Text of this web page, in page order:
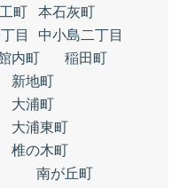
町
本石灰町
目
中小島二丁目
内町
稲田町
新地町
大浦町
大浦東町
椎の木町
南が丘町